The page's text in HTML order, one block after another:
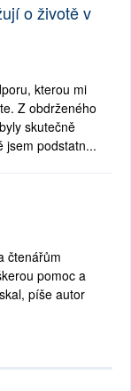
o životě v
kterou mi
Z obdrženého
skutečně
jsem podstatn...
čtenářům
pomoc a
píše autor